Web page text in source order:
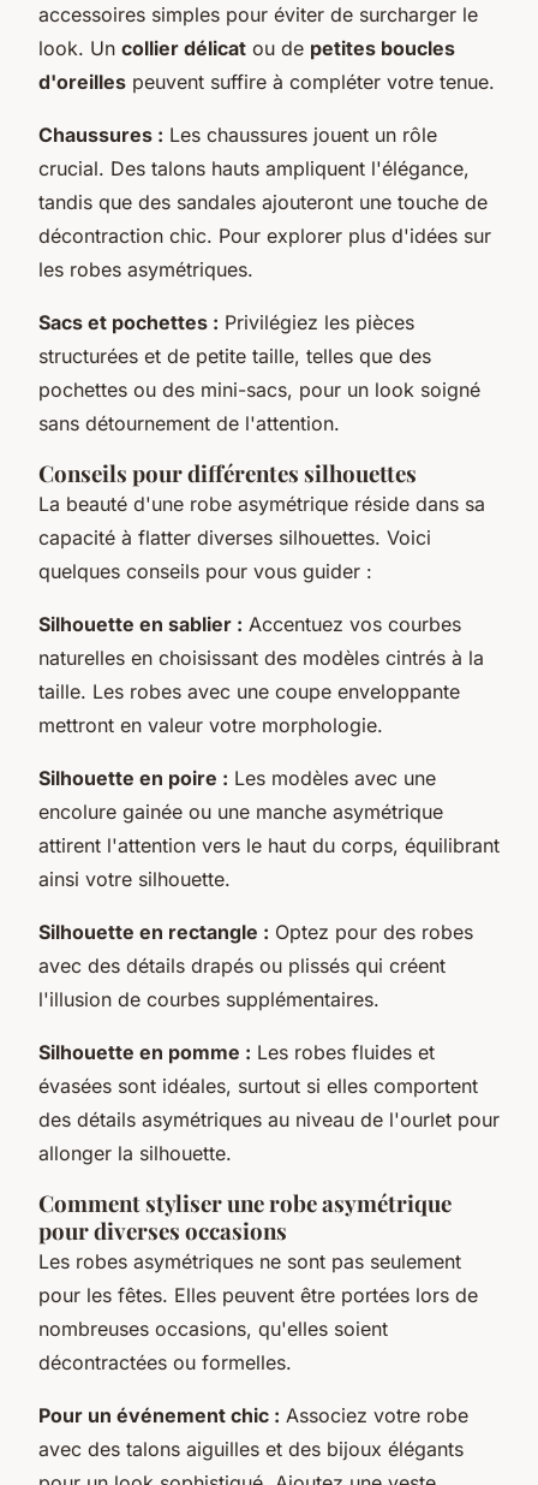
accessoires simples pour éviter de surcharger le
look. Un collier délicat ou de petites boucles
d'oreilles peuvent suffire à compléter votre tenue.
Chaussures : Les chaussures jouent un rôle
crucial. Des talons hauts ampliquent l'élégance,
tandis que des sandales ajouteront une touche de
décontraction chic. Pour explorer plus d'idées sur
les robes asymétriques.
Sacs et pochettes : Privilégiez les pièces
structurées et de petite taille, telles que des
pochettes ou des mini-sacs, pour un look soigné
sans détournement de l'attention.
Conseils pour différentes silhouettes
La beauté d'une robe asymétrique réside dans sa
capacité à flatter diverses silhouettes. Voici
quelques conseils pour vous guider :
Silhouette en sablier : Accentuez vos courbes
naturelles en choisissant des modèles cintrés à la
taille. Les robes avec une coupe enveloppante
mettront en valeur votre morphologie.
Silhouette en poire : Les modèles avec une
encolure gainée ou une manche asymétrique
attirent l'attention vers le haut du corps, équilibrant
ainsi votre silhouette.
Silhouette en rectangle : Optez pour des robes
avec des détails drapés ou plissés qui créent
l'illusion de courbes supplémentaires.
Silhouette en pomme : Les robes fluides et
évasées sont idéales, surtout si elles comportent
des détails asymétriques au niveau de l'ourlet pour
allonger la silhouette.
Comment styliser une robe asymétrique
pour diverses occasions
Les robes asymétriques ne sont pas seulement
pour les fêtes. Elles peuvent être portées lors de
nombreuses occasions, qu'elles soient
décontractées ou formelles.
Pour un événement chic : Associez votre robe
avec des talons aiguilles et des bijoux élégants